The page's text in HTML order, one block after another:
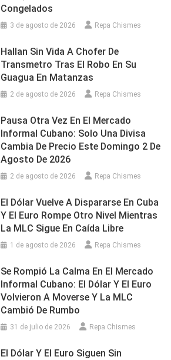
Congelados
3 de agosto de 2026 Repa Chismes
Hallan Sin Vida A Chofer De
Transmetro Tras El Robo En Su
Guagua En Matanzas
2 de agosto de 2026 Repa Chismes
Pausa Otra Vez En El Mercado
Informal Cubano: Solo Una Divisa
Cambia De Precio Este Domingo 2 De
Agosto De 2026
2 de agosto de 2026 Repa Chismes
El Dólar Vuelve A Dispararse En Cuba
Y El Euro Rompe Otro Nivel Mientras
La MLC Sigue En Caída Libre
1 de agosto de 2026 Repa Chismes
Se Rompió La Calma En El Mercado
Informal Cubano: El Dólar Y El Euro
Volvieron A Moverse Y La MLC
Cambió De Rumbo
31 de julio de 2026 Repa Chismes
El Dólar Y El Euro Siguen Sin